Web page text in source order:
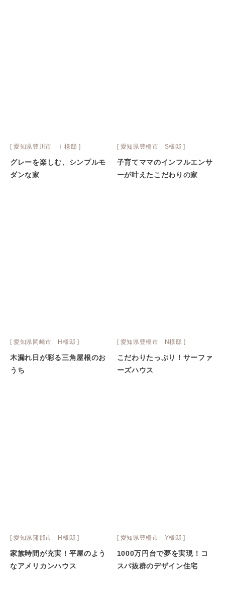
[ 愛知県豊川市 Ｉ様邸 ]
グレーを楽しむ、シンプルモ
ダンな家
[ 愛知県豊橋市 S様邸 ]
子育てママのインフルエンサ
ーが叶えたこだわりの家
[ 愛知県岡崎市 H様邸 ]
木漏れ日が彩る三角屋根のお
うち
[ 愛知県豊橋市 N様邸 ]
こだわりたっぷり！サーファ
ーズハウス
[ 愛知県蒲郡市 H様邸 ]
家族時間が充実！平屋のよう
なアメリカンハウス
[ 愛知県豊橋市 Y様邸 ]
1000万円台で夢を実現！コ
スパ抜群のデザイン住宅